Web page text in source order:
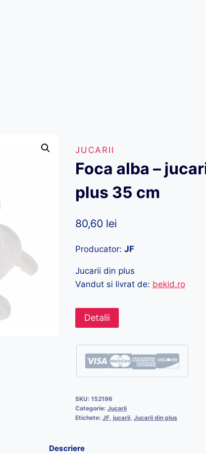
JUCARII
Foca alba –
plus 35 cm
80,60 lei
Producator: JF
Jucarii din plus
Vandut si livrat de: bekid.ro
Detalii
SKU: 152196
Categorie: Jucarii
Etichete: JF, jucarii, Jucarii din plus
Descriere